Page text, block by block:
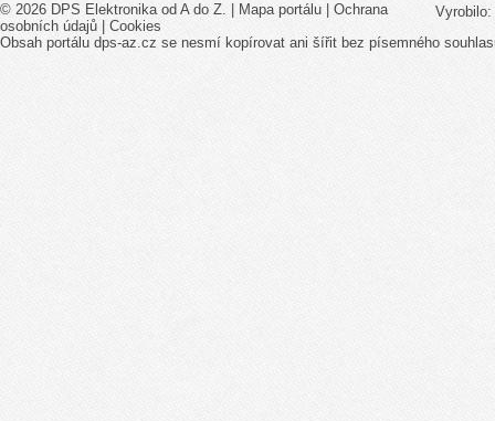
Vyrobilo:
© 2026 DPS Elektronika od A do Z. | Mapa portálu
Ochrana
osobních údajů
Cookies
Obsah portálu dps-az.cz se nesmí kopírovat ani šířit bez písemného